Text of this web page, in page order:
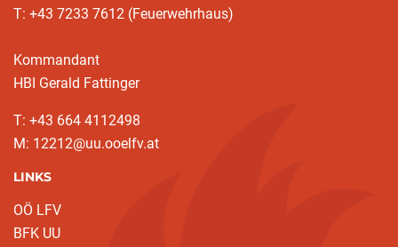
T: +43 7233 7612 (Feuerwehrhaus)
Kommandant
HBI Gerald Fattinger
T: +43 664 4112498
M: 12212@uu.ooelfv.at
LINKS
OÖ LFV
BFK UU